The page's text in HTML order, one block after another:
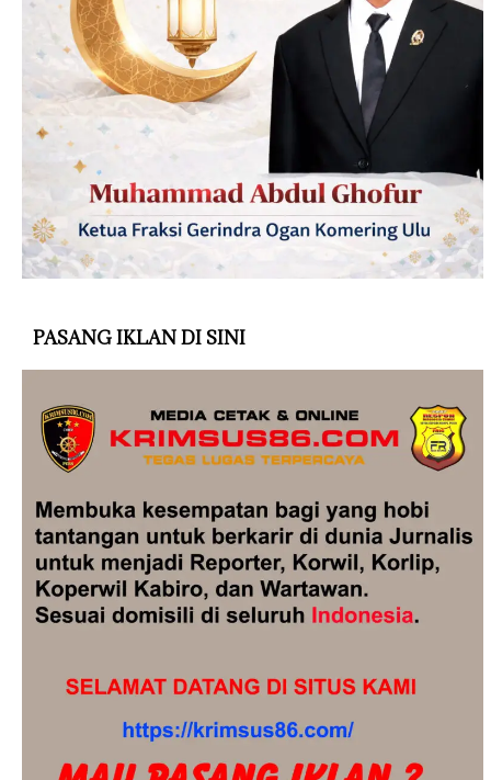
PASANG IKLAN DI SINI